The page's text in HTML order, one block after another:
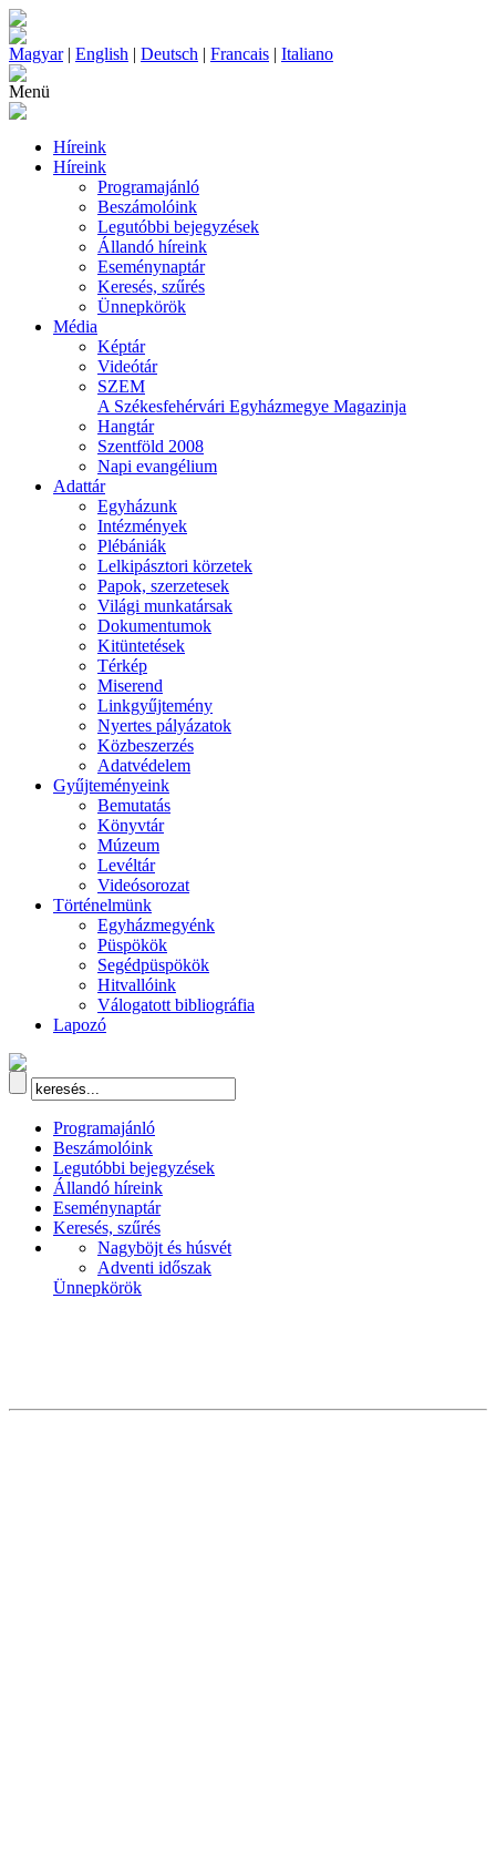
Magyar| English | Deutsch | Francais | Italiano
Menü
Híreink
Híreink
Programajánló
Beszámolóink
Legutóbbi bejegyzések
Állandó híreink
Eseménynaptár
Keresés, szűrés
Ünnepkörök
Média
Képtár
Videótár
SZEM
A Székesfehérvári Egyházmegye Magazinja
Hangtár
Szentföld 2008
Napi evangélium
Adattár
Egyházunk
Intézmények
Plébániák
Lelkipásztori körzetek
Papok, szerzetesek
Világi munkatársak
Dokumentumok
Kitüntetések
Térkép
Miserend
Linkgyűjtemény
Nyertes pályázatok
Közbeszerzés
Adatvédelem
Gyűjteményeink
Bemutatás
Könyvtár
Múzeum
Levéltár
Videósorozat
Történelmünk
Egyházmegyénk
Püspökök
Segédpüspökök
Hitvallóink
Válogatott bibliográfia
Lapozó
Programajánló
Beszámolóink
Legutóbbi bejegyzések
Állandó híreink
Eseménynaptár
Keresés, szűrés
Nagyböjt és húsvét
Adventi időszak
Ünnepkörök